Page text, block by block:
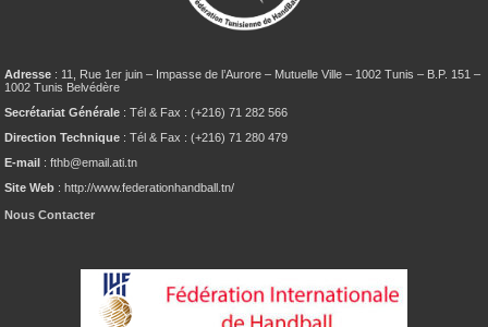
Adresse : 11, Rue 1er juin – Impasse de l’Aurore – Mutuelle Ville – 1002 Tunis – B.P. 151 –
1002 Tunis Belvédère
Secrétariat Générale : Tél & Fax : (+216) 71 282 566
Direction Technique : Tél & Fax : (+216) 71 280 479
E-mail : fthb@email.ati.tn
Site Web : http://www.federationhandball.tn/
Nous Contacter